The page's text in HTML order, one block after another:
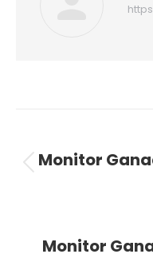
Monitor
Monitor